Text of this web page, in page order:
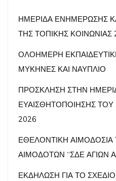
ΗΜΕΡΙΔΑ ΕΝΗΜΕΡΩΣΗΣ
ΤΗΣ ΤΟΠΙΚΗΣ ΚΟΙΝΩΝΙΑΣ
ΟΛΟΗΜΕΡΗ
ΜΥΚΗΝΕΣ ΚΑΙ ΝΑΥΠΛΙΟ
ΠΡΟΣΚΛΗΣΗ ΣΤΗΝ
ΕΥΑΙΣΘΗΤΟΠΟΙΗΣΗΣ
2026
ΕΘΕΛΟΝΤΙΚΗ
ΑΙΜΟΔΟΤΩΝ “ΣΔΕ ΑΓΙΩΝ
ΕΚΔΗΛΩΣΗ ΓΙΑ ΤΟ